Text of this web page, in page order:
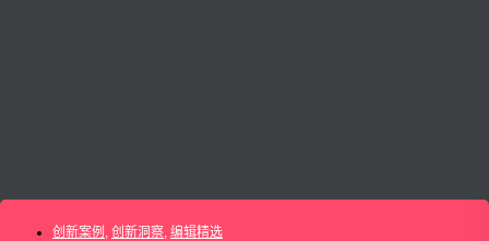
创新案例 , 创新洞察, 编辑精选